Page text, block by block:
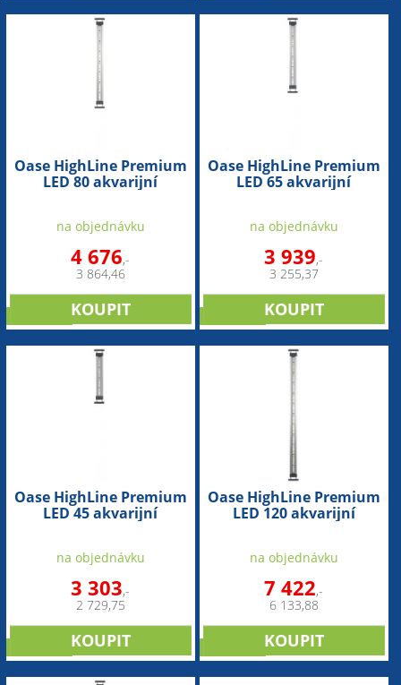
Oase HighLine Premium
LED 80 akvarijní
na objednávku
4 676,-
3 864,46
Oase HighLine Premium
LED 65 akvarijní
na objednávku
3 939,-
3 255,37
Oase HighLine Premium
LED 45 akvarijní
na objednávku
3 303,-
2 729,75
Oase HighLine Premium
LED 120 akvarijní
na objednávku
7 422,-
6 133,88